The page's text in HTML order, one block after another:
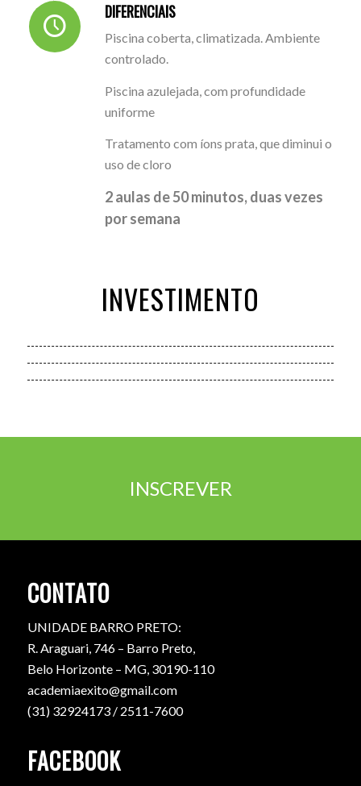
DIFERENCIAIS
Piscina coberta, climatizada. Ambiente
controlado.
Piscina azulejada, com profundidade
uniforme
Tratamento com íons prata, que diminui o
uso de cloro
2 aulas de 50 minutos, duas vezes
por semana
INVESTIMENTO
INSCREVER
CONTATO
UNIDADE BARRO PRETO:
R. Araguari, 746 – Barro Preto,
Belo Horizonte – MG, 30190-110
academiaexito@gmail.com
(31) 32924173 / 2511-7600
FACEBOOK